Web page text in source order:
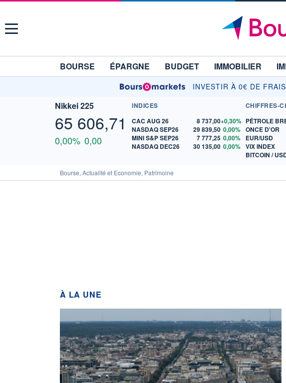
Menu
BOURSE ÉPARGNE BUDGET IMMOBILIER
INVESTIR À 0€ DE
Nikkei 225
65 606,71
0,00% 0,00
INDICES
CAC AUG 26
8 737,00+0,30%
NASDAQ SEP26
29 839,50 0,00%
MINI S&P SEP26
7 777,25 0,00%
NASDAQ DEC26
30 135,00 0,00%
CHIFFRES-
PÉTROLE
ONCE D'OR
EUR/USD
VIX INDEX
BITCOIN /
Bourse, Actualité et Economie, Patrimoine
À LA UNE